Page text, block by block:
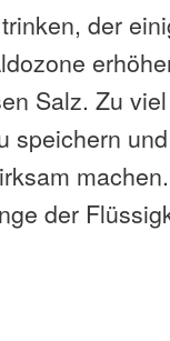
der
Salz. Zu
speichern
der